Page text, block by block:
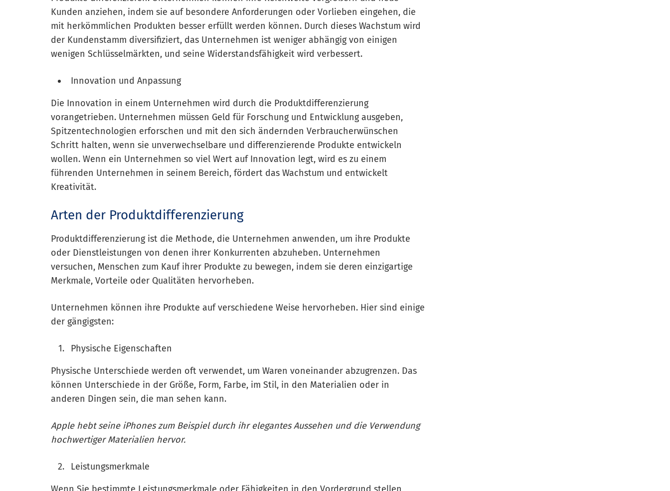
Kunden anziehen, indem sie auf besondere Anforderungen oder Vorlieben eingehen, die
mit herkömmlichen Produkten besser erfüllt werden können. Durch dieses Wachstum wird
der Kundenstamm diversifiziert, das Unternehmen ist weniger abhängig von einigen
wenigen Schlüsselmärkten, und seine Widerstandsfähigkeit wird verbessert.
Innovation und Anpassung
Die Innovation in einem Unternehmen wird durch die Produktdifferenzierung
vorangetrieben. Unternehmen müssen Geld für Forschung und Entwicklung ausgeben,
Spitzentechnologien erforschen und mit den sich ändernden Verbraucherwünschen
Schritt halten, wenn sie unverwechselbare und differenzierende Produkte entwickeln
wollen. Wenn ein Unternehmen so viel Wert auf Innovation legt, wird es zu einem
führenden Unternehmen in seinem Bereich, fördert das Wachstum und entwickelt
Kreativität.
Arten der Produktdifferenzierung
Produktdifferenzierung ist die Methode, die Unternehmen anwenden, um ihre Produkte
oder Dienstleistungen von denen ihrer Konkurrenten abzuheben. Unternehmen
versuchen, Menschen zum Kauf ihrer Produkte zu bewegen, indem sie deren einzigartige
Merkmale, Vorteile oder Qualitäten hervorheben.
Unternehmen können ihre Produkte auf verschiedene Weise hervorheben. Hier sind einige
der gängigsten:
Physische Eigenschaften
Physische Unterschiede werden oft verwendet, um Waren voneinander abzugrenzen. Das
können Unterschiede in der Größe, Form, Farbe, im Stil, in den Materialien oder in
anderen Dingen sein, die man sehen kann.
Apple hebt seine iPhones zum Beispiel durch ihr elegantes Aussehen und die Verwendung
hochwertiger Materialien hervor.
Leistungsmerkmale